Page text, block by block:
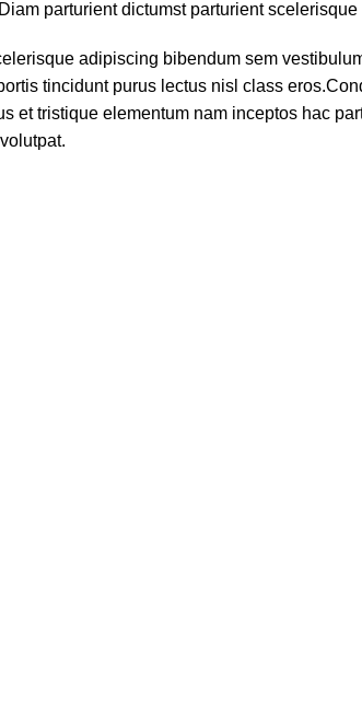
Diam parturient dictumst parturient
adipiscing bibendum sem
tincidunt purus lectus nisl class
et tristique elementum nam inceptos hac